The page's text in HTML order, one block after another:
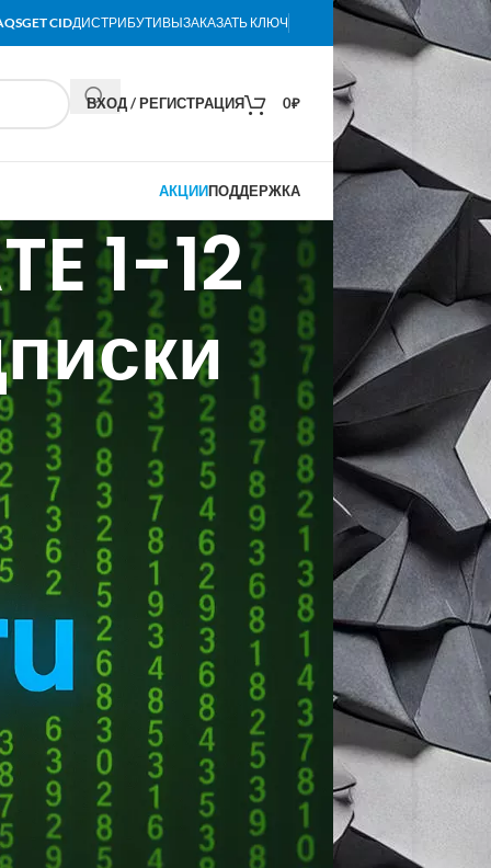
GET CIDДИСТРИБУТИВЫЗАКАЗАТЬ КЛЮЧ
ВХОД / РЕГИСТРАЦИЯ 0₽
АКЦИИПОДДЕРЖКА
1-12
покупку в ночное время, мы